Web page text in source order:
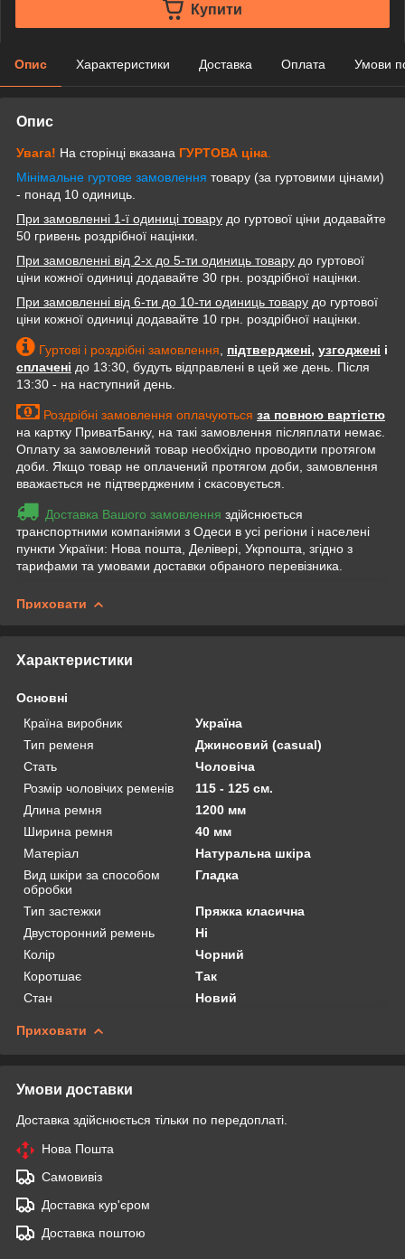
Купити
Опис Характеристики Доставка Оплата Умови
Опис
Увага! На сторінці вказана ГУРТОВА ціна
Мінімальне гуртове замовлення товару (за гуртовими цінами)
- понад 10 одиниць.
При замовленні 1-ї одиниці товару до гуртової ціни додавайте
50 гривень роздрібної націнки.
При замовленні від 2-х до 5-ти одиниць товару до гуртової
ціни кожної одиниці додавайте 30 грн. роздрібної націнки.
При замовленні від 6-ти до 10-ти одиниць товару до гуртової
ціни кожної одиниці додавайте 10 грн. роздрібної націнки.
Гуртові і роздрібні замовлення підтверджені, узгоджені і
сплачені до 13:30, будуть відправлені в цей же день. Після
13:30 - на наступний день.
Роздрібні замовлення оплачуються за повною вартістю
на картку ПриватБанку, на такі замовлення післяплати немає.
Оплату за замовлений товар необхідно проводити протягом
доби. Якщо товар не оплачений протягом доби, замовлення
вважається не підтвердженим і скасовується.
Доставка Вашого замовлення здійснюється
транспортними компаніями з Одеси в усі регіони і населені
пункти України: Нова пошта, Делівері, Укрпошта, згідно з
тарифами та умовами доставки обраного перевізника.
Приховати
Характеристики
Основні
Країна виробник
Україна
Тип ременя
Джинсовий (casual)
Стать
Чоловіча
Розмір чоловічих ременів
115 - 125 см.
Длина ремня
1200 мм
Ширина ремня
40 мм
Матеріал
Натуральна шкіра
Вид шкіри за способом
обробки
Гладка
Тип застежки
Пряжка класична
Двусторонний ремень
Ні
Колір
Чорний
Коротшає
Так
Стан
Новий
Приховати
Умови доставки
Доставка здійснюється тільки по передоплаті.
Нова Пошта
Самовивіз
Доставка кур'єром
Доставка поштою